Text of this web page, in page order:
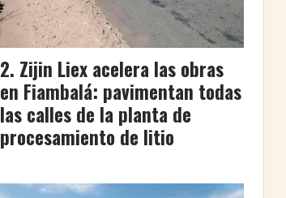
Zijin Liex acelera las obras
en Fiambalá: pavimentan todas
las calles de la planta de
procesamiento de litio